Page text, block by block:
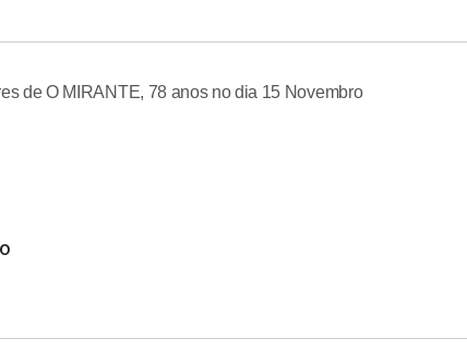
de O MIRANTE, 78 anos no dia 15 Novembro